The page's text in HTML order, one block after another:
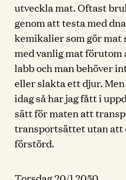
utveckla mat. Oftast
genom att testa med
kemikalier som gör mat
med vanlig mat
labb och man behöver
eller slakta ett djur.
idag så har jag fått i
sätt för maten att
transportsättet utan att
förstörd.